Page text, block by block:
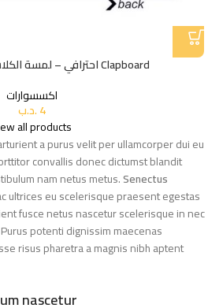
Clapboard احترافي – لمسة الكلاسيك بتنظيم عصري!
اكسسوارات
4.د.ب
all products
a purus velit per ullamcorper dui eu
convallis donec dictumst blandit
nam netus metus.Senectus
ultrices eu scelerisque praesent egestas
fusce netus nascetur scelerisque in nec
potenti dignissim maecenas
risus pharetra a magnis nibh aptent
nascetur